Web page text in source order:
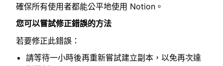
確保所有使用者都能公平地使用 Notion。
您可以嘗試修正錯誤的方法
若要修正此錯誤：
請等待一小時後再重新嘗試建立副本，以免再次達